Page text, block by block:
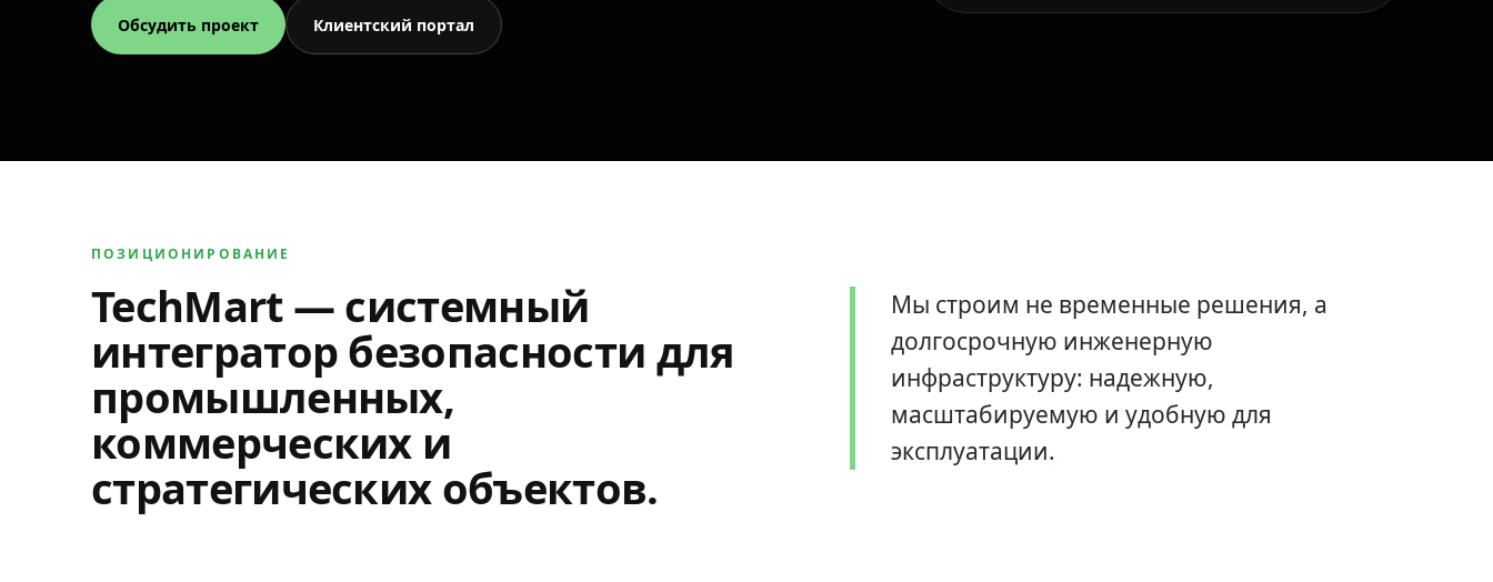
Обсудить проект Клиентский портал
ПОЗИЦИОНИРОВАНИЕ
TechMart — системный
интегратор безопасности для
промышленных,
коммерческих и
стратегических объектов.
Мы строим не временные решения, а
долгосрочную инженерную
инфраструктуру: надежную,
масштабируемую и удобную для
эксплуатации.